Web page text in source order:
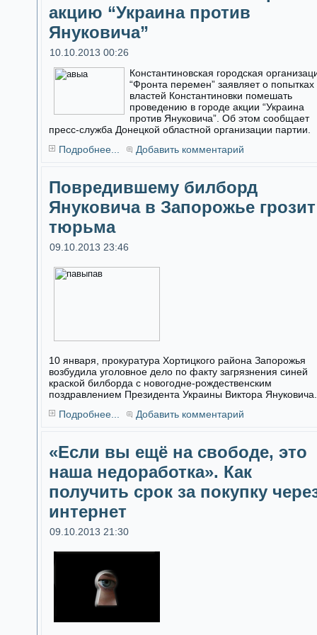
акцию “Украина против
Януковича”
10.10.2013 00:26
Константиновская городская
“Фронта перемен” заявляет о попытках
властей Константиновки помешать
проведению в городе акции “Украина
против Януковича”. Об этом сообщает
пресс-служба Донецкой областной организации партии.
Подробнее...
Добавить комментарий
Повредившему билборд
Януковича в Запорожье грозит
тюрьма
09.10.2013 23:46
10 января, прокуратура Хортицкого района Запорожья
возбудила уголовное дело по факту загрязнения синей
краской билборда с новогодне-рождественским
поздравлением Президента Украины Виктора Януковича.
Подробнее...
Добавить комментарий
«Если вы ещё на свободе, это
наша недоработка». Как
получить срок за покупку
интернет
09.10.2013 21:30